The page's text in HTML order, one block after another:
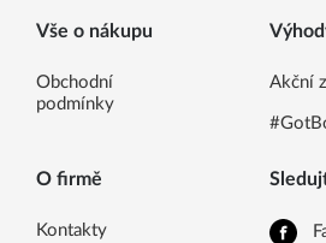
Vše o nákupu
Obchodní
podmínky
Akční
O firmě
Kontakty